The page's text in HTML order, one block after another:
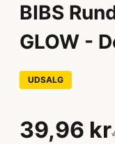
BIBS
GLOW -
UDSALG
39,96 kr